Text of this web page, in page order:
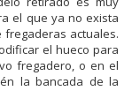
el que ya no exista
actuales.
el hueco para
fregadero, o en el
la bancada de la